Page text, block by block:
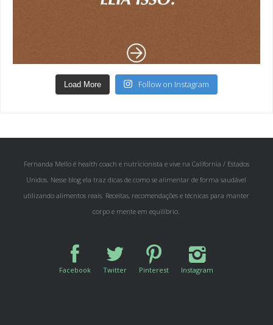
Load More Follow on Instagram
Unidos. Nesse blog ela traz dicas de como se alimentar de forma saudável
utilizando alimentos reais. Receitas, recomendações e técnicas para manter
corpo e mente em equilíbrio.
Facebook Twitter Pinterest Instagram